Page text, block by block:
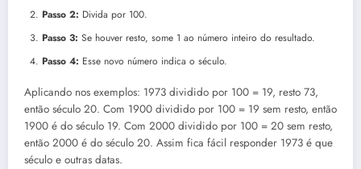
Passo 2: Divida por 100.
Passo 3: Se houver resto, some 1 ao número inteiro do resultado.
Passo 4: Esse novo número indica o século.
Aplicando nos exemplos: 1973 dividido por 100 = 19, resto 73,
então século 20. Com 1900 dividido por 100 = 19 sem resto, então
1900 é do século 19. Com 2000 dividido por 100 = 20 sem resto,
então 2000 é do século 20. Assim fica fácil responder 1973 é que
século e outras datas.